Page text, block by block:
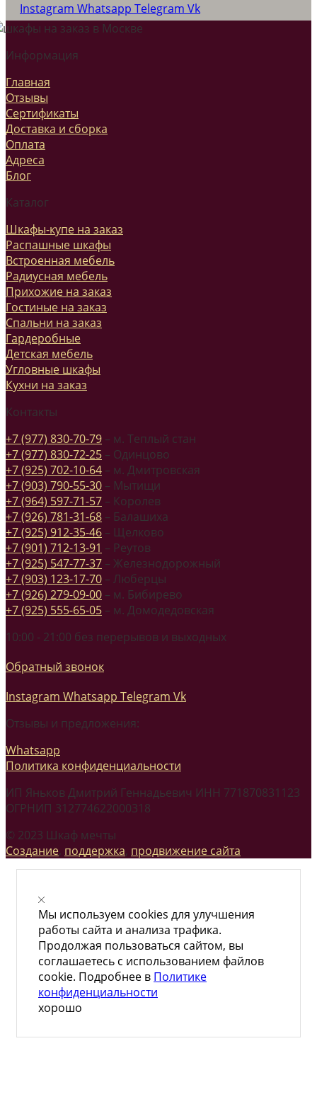
Instagram Whatsapp Telegram Vk
Информация
Главная
Отзывы
Сертификаты
Доставка и сборка
Оплата
Адреса
Блог
Каталог
Шкафы-купе на заказ
Распашные шкафы
Встроенная мебель
Радиусная мебель
Прихожие на заказ
Гостиные на заказ
Спальни на заказ
Гардеробные
Детская мебель
Угловные шкафы
Кухни на заказ
Контакты
+7 (977) 830-70-79 – м. Теплый стан
+7 (977) 830-72-25 – Одинцово
+7 (925) 702-10-64 – м. Дмитровская
+7 (903) 790-55-30 – Мытищи
+7 (964) 597-71-57 – Королев
+7 (926) 781-31-68 – Балашиха
+7 (925) 912-35-46 – Щелково
+7 (901) 712-13-91 – Реутов
+7 (925) 547-77-37 – Железнодорожный
+7 (903) 123-17-70 – Люберцы
+7 (926) 279-09-00 – м. Бибирево
+7 (925) 555-65-05 – м. Домодедовская
10:00 - 21:00 без перерывов и выходных
Обратный звонок
Instagram Whatsapp Telegram Vk
Отзывы и предложения:
Whatsapp
Политика конфиденциальности
ИП Яньков Дмитрий Геннадьевич ИНН 771870831123
ОГРНИП 312774622000318
© 2023 Шкаф мечты
Создание, поддержка, продвижение сайта
Мы используем cookies для улучшения
работы сайта и анализа трафика.
Продолжая пользоваться сайтом, вы
соглашаетесь с использованием файлов
cookie. Подробнее в Политике
конфиденциальности
хорошо